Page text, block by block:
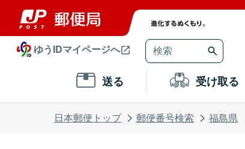
ゆうIDマイページへ
送る 受け取る
日本郵便トップ 郵便番号検索 福島県